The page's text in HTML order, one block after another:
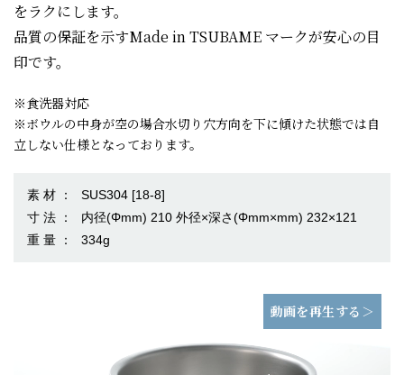
をラクにします。
品質の保証を示すMade in TSUBAME マークが安心の目
印です。
※食洗器対応
※ボウルの中身が空の場合水切り穴方向を下に傾けた状態では自
立しない仕様となっております。
素 材 ：
SUS304 [18-8]
寸 法 ：
内径(Φmm) 210 外径×深さ(Φmm×mm) 232×121
重 量 ：
334g
動画を再生する＞